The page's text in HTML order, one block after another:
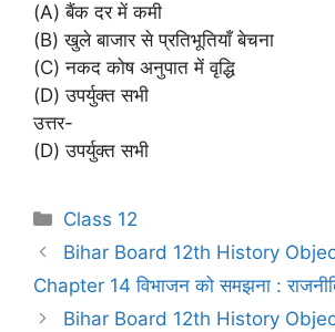
(A) बैंक दर में कमी
(B) खुले बाजार से प्रतिभूतियाँ बेचना
(C) नकद कोष अनुपात में वृद्धि
(D) उपर्युक्त सभी
उत्तर-
(D) उपर्युक्त सभी
Categories
Class 12
Bihar Board 12th History
Chapter 14 विभाजन को समझना :
Bihar Board 12th History